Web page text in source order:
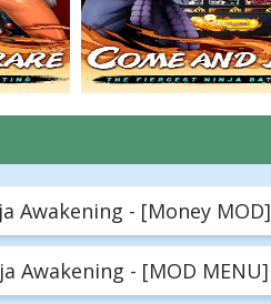
Awakening - [Money MOD]
Awakening - [MOD MENU]